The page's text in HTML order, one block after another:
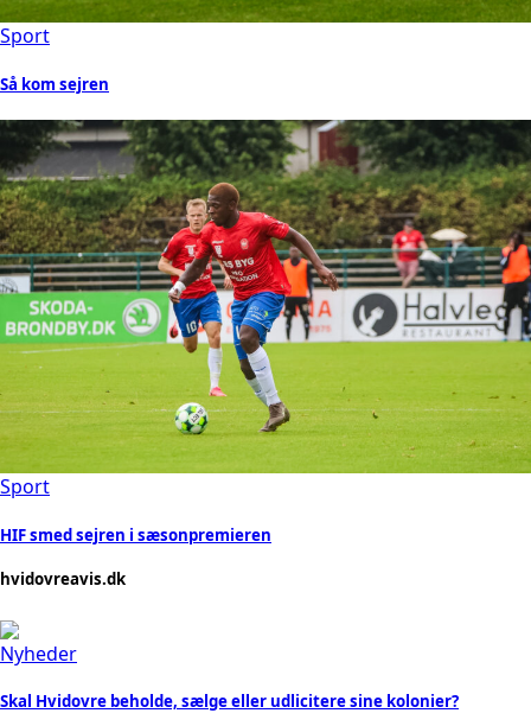
Sport
Så kom sejren
Sport
HIF smed sejren i sæsonpremieren
hvidovreavis.dk
Nyheder
Skal Hvidovre beholde, sælge eller udlicitere sine kolonier?